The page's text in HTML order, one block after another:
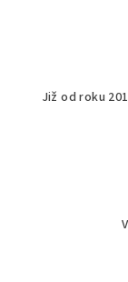
Již od roku